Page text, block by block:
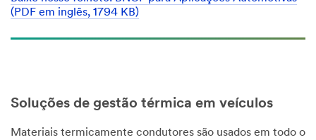
(PDF em inglês, 1794 KB)
Soluções de gestão térmica em veículos
Materiais termicamente condutores são usados em todo o